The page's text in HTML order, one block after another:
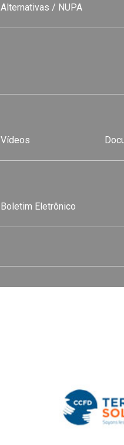
Alternativas / NUPA
Vídeos
Boletim Eletrônico